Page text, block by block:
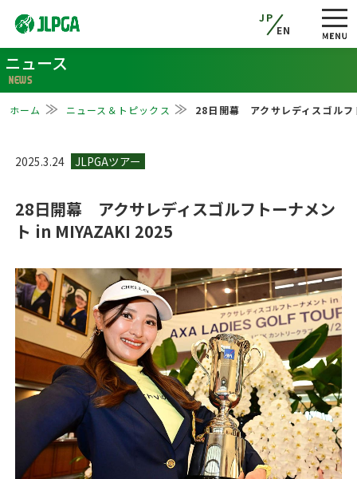
JP
EN
ニュース
NEWS
ホーム ニュース＆トピックス 28日開幕 アクサレディスゴル
2025.3.24
28日開幕 アクサレディスゴルフトーナメン
ト in MIYAZAKI 2025